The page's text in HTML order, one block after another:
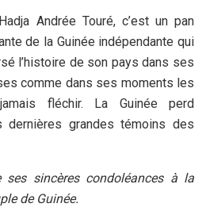
Andrée Touré, c’est un pan
de la Guinée indépendante qui
l’histoire de son pays dans ses
comme dans ses moments les
fléchir. La Guinée perd
dernières grandes témoins des
ses sincères condoléances à la
de Guinée.